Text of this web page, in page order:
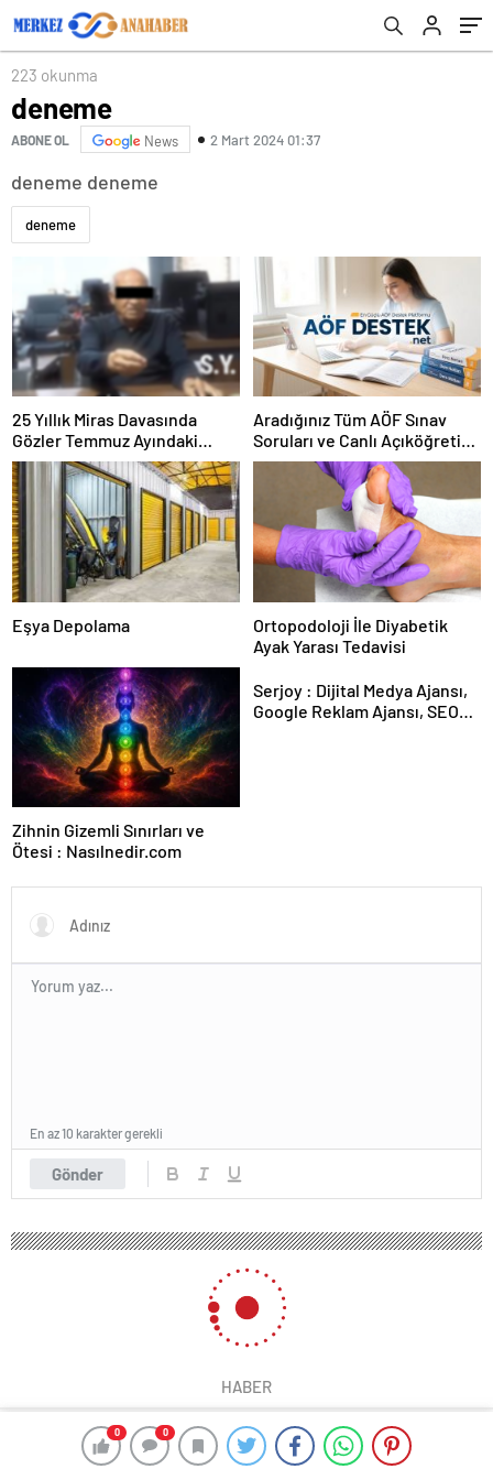
223 okunma
deneme
ABONE OL News 2 Mart 2024 01:37
0 0
deneme deneme
deneme
25 Yıllık Miras Davasında
Gözler Temmuz Ayındaki
Karar Duruşmasına Çevrildi
Aradığınız Tüm AÖF Sınav
Soruları ve Canlı Açıköğretim
Forumu Burada
Eşya Depolama
Ortopodoloji İle Diyabetik
Ayak Yarası Tedavisi
Zihnin Gizemli Sınırları ve
Ötesi : Nasılnedir.com
Serjoy : Dijital Medya Ajansı,
Google Reklam Ajansı, SEO
Gönder
En az 10 karakter gerekli
HABER